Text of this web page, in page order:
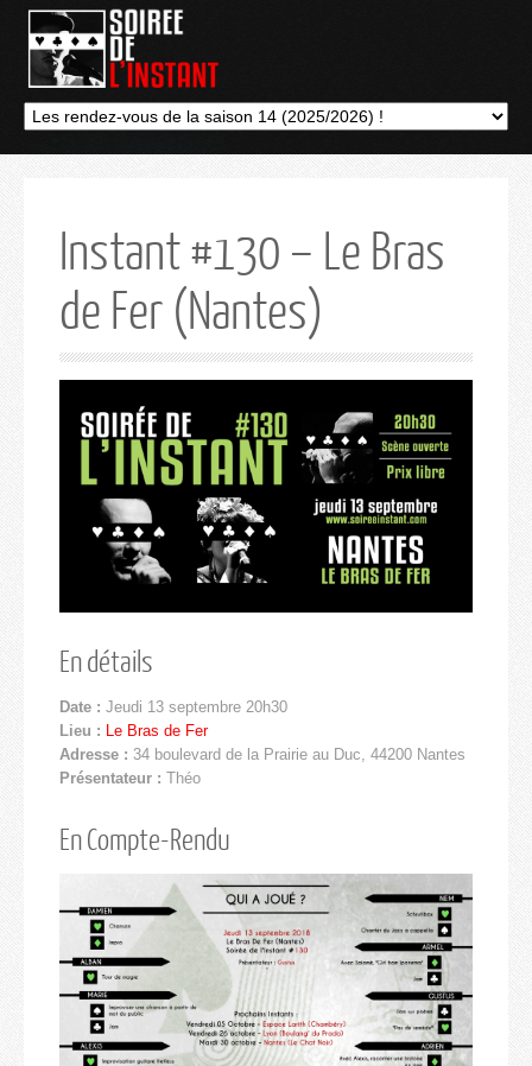
Instant #130 – Le Bras
de Fer (Nantes)
En détails
Date : Jeudi 13 septembre 20h30
Lieu :
Le Bras de Fer
Adresse : 34 boulevard de la Prairie au Duc, 44200 Nantes
Présentateur : Théo
En Compte-Rendu